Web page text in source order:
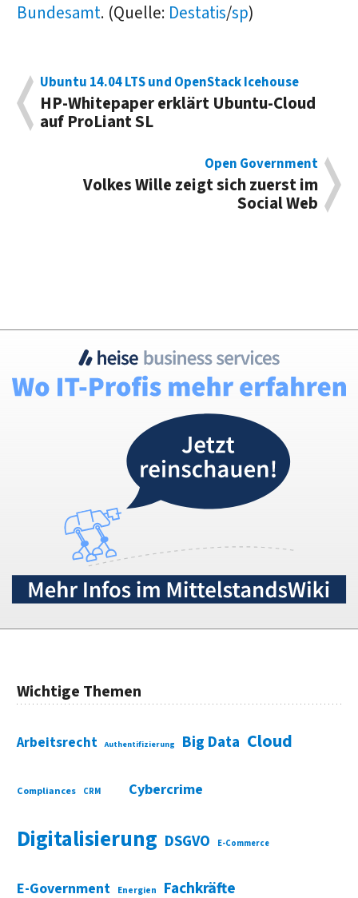
Bundesamt. (Quelle: Destatis/sp)
Ubuntu 14.04 LTS und OpenStack Icehouse
HP-Whitepaper erklärt Ubuntu-Cloud
auf ProLiant SL
Open Government
Volkes Wille zeigt sich zuerst im
Social Web
Wichtige Themen
Arbeitsrecht Authentifizierung Big Data Cloud
Compliances CRM Cybercrime
Digitalisierung DSGVO E-Commerce
E-Government Energien Fachkräfte